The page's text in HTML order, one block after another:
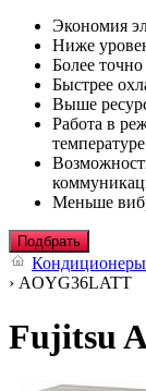
Экономия
Ниже
Более
Быстрее
Выше
Работа в
Меньше
Подбрать
› AOYG36LATT
Fujitsu